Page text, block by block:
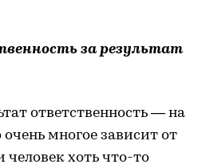
за результат
ответственность — на
многое зависит от
человек хоть что-то